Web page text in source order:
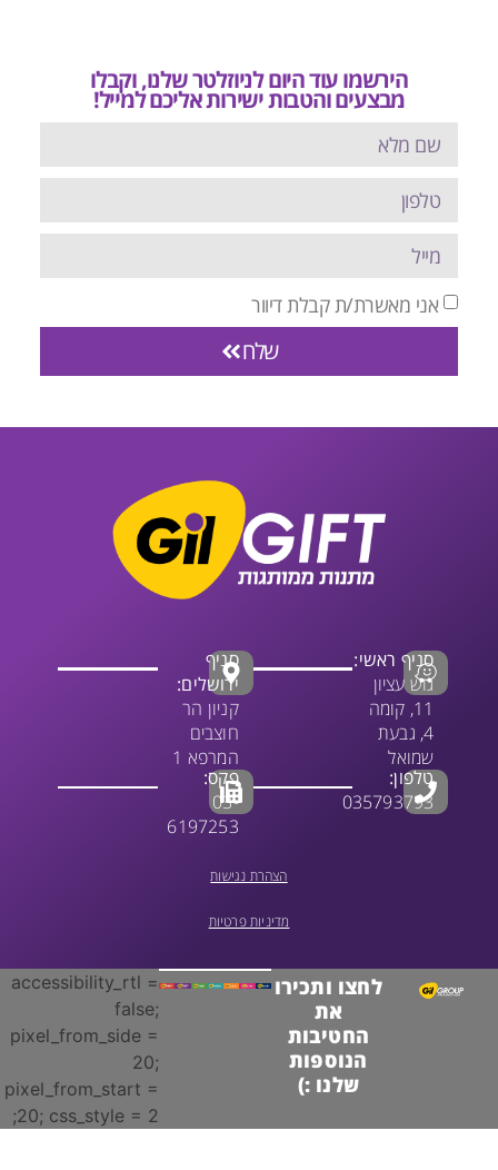
הירשמו עוד היום לניוזלטר שלנו, וקבלו
מבצעים והטבות ישירות אליכם למייל!
אני מאשרת/ת קבלת דיוור
סניף ראשי:
גוש עציון
11, קומה
ירושלים:
טלפון:
035793793
6197253
הצהרת נגישות
מדיניות פרטיות
לחצו ותכירו
החטיבות
הנוספות
שלנו :)
accessibility_rtl =
pixel_from_side =
pixel_from_start =
20; css_style = 2;